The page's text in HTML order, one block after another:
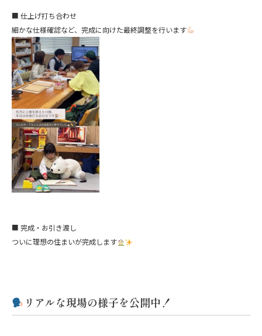
■ 仕上げ打ち合わせ
細かな仕様確認など、完成に向けた最終調整を行います
■ 完成・お引き渡し
ついに理想の住まいが完成します
リアルな現場の様子を公開中！